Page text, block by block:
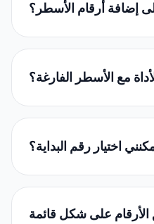
إضافة أرقام الأسطر؟
مع الأسطر الفارغة؟
اختيار رقم البداية؟
على شكل قائمة